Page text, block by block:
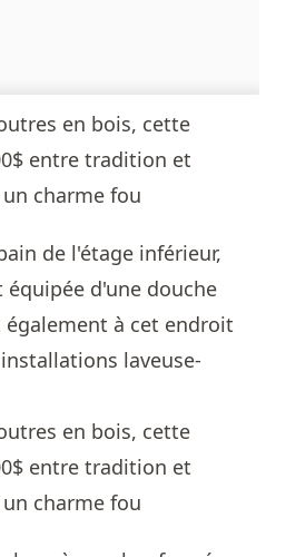
de l'étage inférieur,
d'une douche
également à cet endroit
laveuse-